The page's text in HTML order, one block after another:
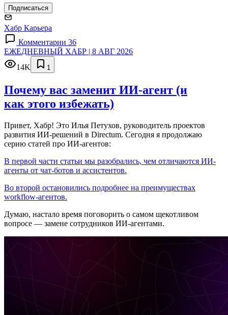
Подписаться
Хабр Карьера
Комментарии 36
ЕЖЕДНЕВНЫЙ ХАБР | 8 АВГ 2026
14K
1
Почему вас заменит ИИ‑агент (и
как этого избежать)
Привет, Хабр! Это Илья Петухов, руководитель проектов
развития ИИ-решений в Directum. Сегодня я продолжаю
серию статей про ИИ-агентов:
В первой части статьи мы разобрались, чем отличаются ИИ-
агенты от чат-ботов и ассистентов.
Во второй остановились подробнее на преимуществах
workflow-агентов.
Думаю, настало время поговорить о самом щекотливом
вопросе — замене сотрудников ИИ-агентами.